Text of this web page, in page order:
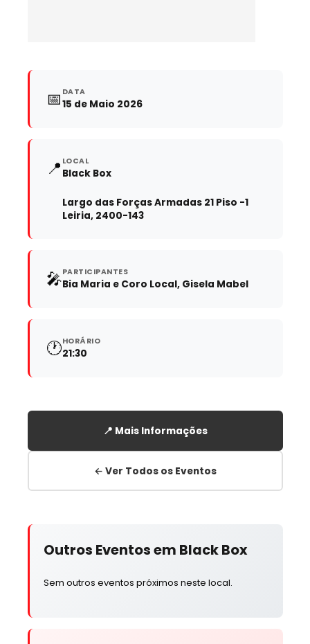
📅 DATA
15 de Maio 2026
📍 LOCAL
Black Box
Largo das Forças Armadas 21 Piso -1
Leiria, 2400-143
🎤PARTICIPANTES
Bia Maria e Coro Local, Gisela Mabel
🕐HORÁRIO
21:30
📍 Mais Informações
← Ver Todos os Eventos
Outros Eventos em Black Box
Sem outros eventos próximos neste local.